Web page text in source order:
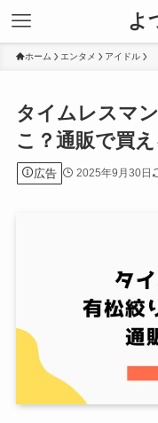
よ
ホーム エンタメ アイドル
タイムレスマ
こ？通販で買え
広告 2025年9月30日